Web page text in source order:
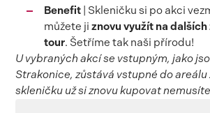
Benefit| Skleničku si po akci
můžete ji znovu využít na
tour. Šetříme tak naši přírodu!
U vybraných akcí se vstupným, jako
Strakonice, zůstává vstupné do areálu
skleničku už si znovu kupovat